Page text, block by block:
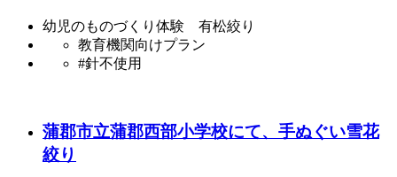
幼児のものづくり体験 有松絞り
教育機関向けプラン
#針不使用
蒲郡市立蒲郡西部小学校にて、手ぬぐい雪花
絞り